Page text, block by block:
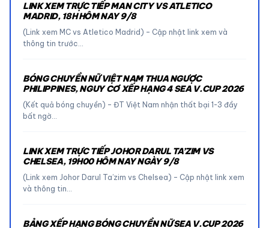
LINK XEM TRỰC TIẾP MAN CITY VS ATLETICO
MADRID, 18H HÔM NAY 9/8
(Link xem MC vs Atletico Madrid) – Cập nhật link xem và
thông tin trước…
BÓNG CHUYỀN NỮ VIỆT NAM THUA NGƯỢC
PHILIPPINES, NGUY CƠ XẾP HẠNG 4 SEA V.CUP 2026
(Kết quả bóng chuyền) – ĐT Việt Nam nhận thất bại 1-3 đầy
bất ngờ…
LINK XEM TRỰC TIẾP JOHOR DARUL TA’ZIM VS
CHELSEA, 19H00 HÔM NAY NGÀY 9/8
(Link xem Johor Darul Ta’zim vs Chelsea) – Cập nhật link xem
và thông tin…
BẢNG XẾP HẠNG BÓNG CHUYỀN NỮ SEA V.CUP 2026